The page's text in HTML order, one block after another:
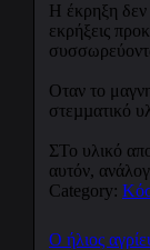
Η έκρηξη δεν
εκρήξεις
Οταν το
στεµµατικό
ΣΤο υλικό
αυτόν,
Category:
Ο ήλιος